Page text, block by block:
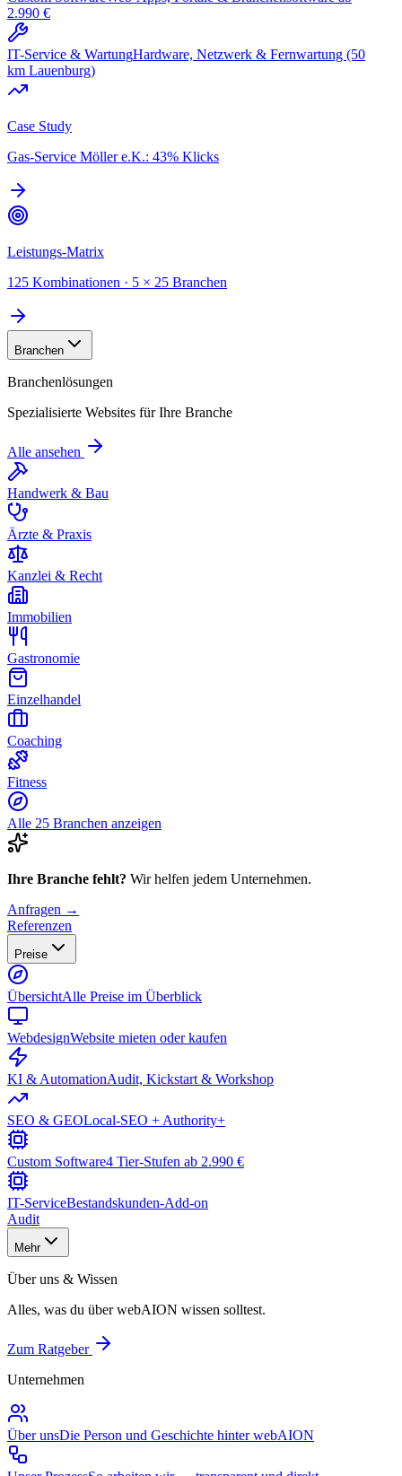
2.990 €
IT-Service & WartungHardware, Netzwerk & Fernwartung (50
km Lauenburg)
Case Study
Gas-Service Möller e.K.: 43% Klicks
Leistungs-Matrix
125 Kombinationen · 5 × 25 Branchen
Branchen
Branchenlösungen
Spezialisierte Websites für Ihre Branche
Alle ansehen
Handwerk & Bau
Ärzte & Praxis
Kanzlei & Recht
Immobilien
Gastronomie
Einzelhandel
Coaching
Fitness
Alle 25 Branchen anzeigen
Ihre Branche fehlt? Wir helfen jedem Unternehmen.
Anfragen →
Referenzen
Preise
ÜbersichtAlle Preise im Überblick
WebdesignWebsite mieten oder kaufen
KI & AutomationAudit, Kickstart & Workshop
SEO & GEOLocal-SEO + Authority+
Custom Software4 Tier-Stufen ab 2.990 €
IT-ServiceBestandskunden-Add-on
Audit
Mehr
Über uns & Wissen
Alles, was du über webAION wissen solltest.
Zum Ratgeber
Unternehmen
Über unsDie Person und Geschichte hinter webAION